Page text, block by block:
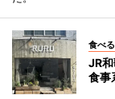
食べる
JR
食事